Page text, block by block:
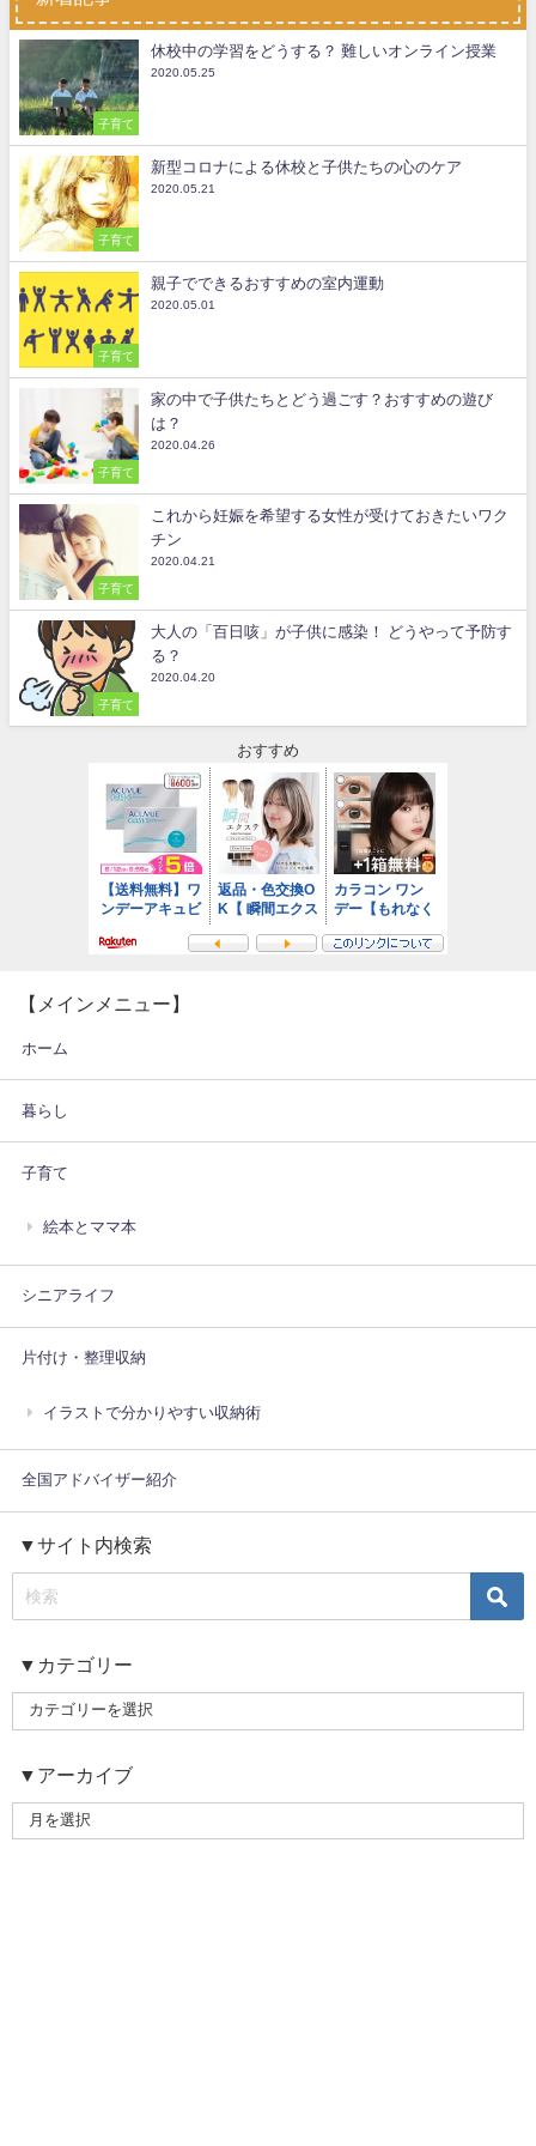
子育て
休校中の学習をどうする？ 難しいオンライン授業
2020.05.25
子育て
新型コロナによる休校と子供たちの心のケア
2020.05.21
子育て
親子でできるおすすめの室内運動
2020.05.01
子育て
家の中で子供たちとどう過ごす？おすすめの遊び
は？
2020.04.26
子育て
これから妊娠を希望する女性が受けておきたいワク
チン
2020.04.21
子育て
大人の「百日咳」が子供に感染！ どうやって予防す
る？
2020.04.20
おすすめ
【メインメニュー】
ホーム
暮らし
子育て
絵本とママ本
シニアライフ
片付け・整理収納
イラストで分かりやすい収納術
全国アドバイザー紹介
▼サイト内検索
▼カテゴリー
▼アーカイブ